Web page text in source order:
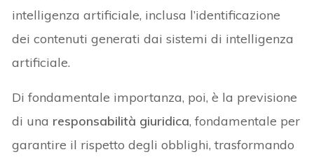
intelligenza artificiale, inclusa l’identificazione
dei contenuti generati dai sistemi di intelligenza
artificiale.
Di fondamentale importanza, poi, è la previsione
di una responsabilità giuridica, fondamentale per
garantire il rispetto degli obblighi, trasformando